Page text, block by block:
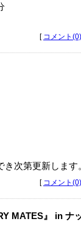
[ コメント(0)
き次第更新します
[ コメント(0)
MATES』 in ナ